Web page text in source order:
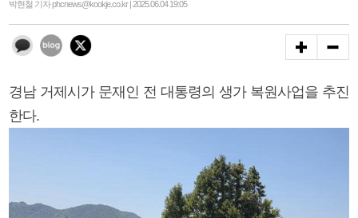
박현철 기자 phcnews@kookje.co.kr | 2025.06.04 19:05
경남 거제시가 문재인 전 대통령의 생가 복원사업을 추진
한다.